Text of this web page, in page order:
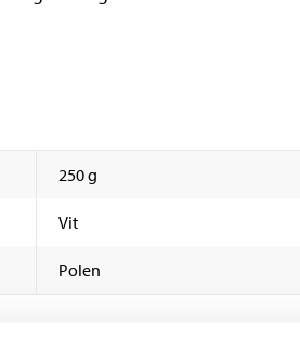
250 g
Vit
Polen